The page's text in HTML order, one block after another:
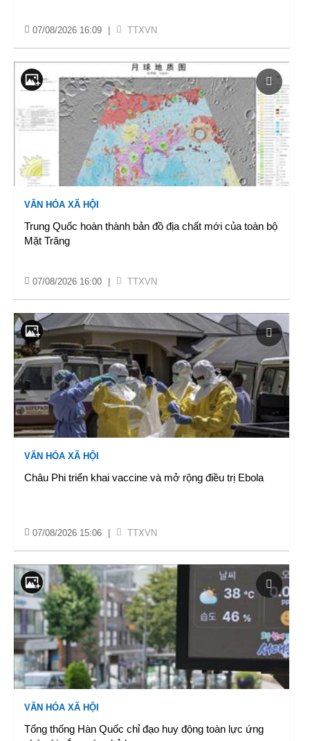
07/08/2026 16:09 TTXVN
VĂN HÓA XÃ HỘI
Trung Quốc hoàn thành bản đồ địa chất mới của toàn bộ
Mặt Trăng
07/08/2026 16:00 TTXVN
VĂN HÓA XÃ HỘI
Châu Phi triển khai vaccine và mở rộng điều trị Ebola
07/08/2026 15:06 TTXVN
VĂN HÓA XÃ HỘI
Tổng thống Hàn Quốc chỉ đạo huy động toàn lực ứng